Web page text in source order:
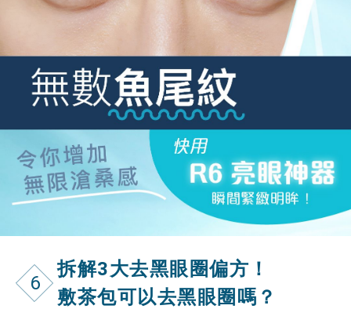
6
拆解3大去黑眼圈偏方！
敷茶包可以去黑眼圈嗎？